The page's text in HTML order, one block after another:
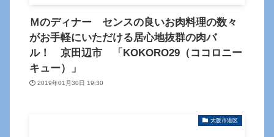
Ｍのディナー センスの良いお肉料理の数々
がお手軽にいただける居心地抜群の肉バ
ル！ 京田辺市 「KOKORO29（ココロニー
キュー）」
2019年01月30日 19:30
大阪市港区